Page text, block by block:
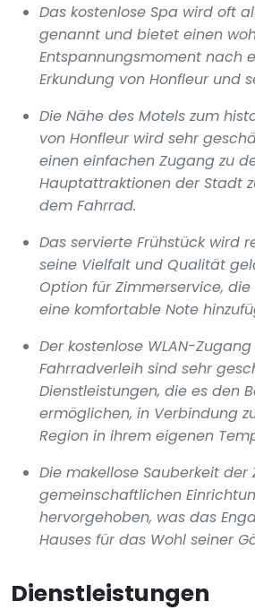
Das kostenlose Spa wird oft
genannt und bietet einen
Entspannungsmoment nach
Erkundung von Honfleur und
Die Nähe des Motels zum
von Honfleur wird sehr
einen einfachen Zugang zu
Hauptattraktionen der Stadt
dem Fahrrad.
Das servierte Frühstück wird
seine Vielfalt und Qualität
Option für Zimmerservice,
eine komfortable Note
Der kostenlose WLAN-
Fahrradverleih sind sehr
Dienstleistungen, die es den
ermöglichen, in Verbindung
Region in ihrem eigenen
Die makellose Sauberkeit
gemeinschaftlichen
hervorgehoben, was das
Hauses für das Wohl seiner
Dienstleistungen